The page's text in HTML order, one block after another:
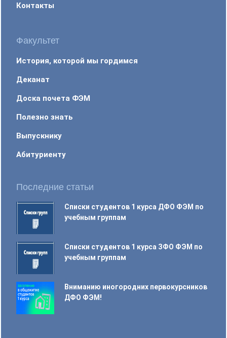
Контакты
Факультет
История, которой мы гордимся
Деканат
Доска почета ФЭМ
Полезно знать
Выпускнику
Абитуриенту
Последние статьи
Списки студентов 1 курса ДФО ФЭМ по
учебным группам
Списки студентов 1 курса ЗФО ФЭМ по
учебным группам
Вниманию иногородних первокурсников
ДФО ФЭМ!